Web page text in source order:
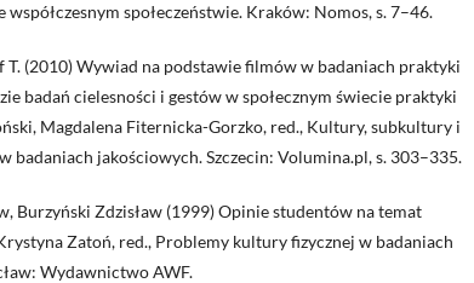
społeczeństwie. Kraków: Nomos, s. 7–46.
T. (2010) Wywiad na podstawie filmów w badaniach praktyki
badań cielesności i gestów w społecznym świecie praktyki
Magdalena Fiternicka-Gorzko, red., Kultury, subkultury i
badaniach jakościowych. Szczecin: Volumina.pl, s. 303–335.
Burzyński Zdzisław (1999) Opinie studentów na temat
Zatoń, red., Problemy kultury fizycznej w badaniach
Wydawnictwo AWF.